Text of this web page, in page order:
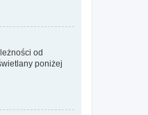
od
poniżej